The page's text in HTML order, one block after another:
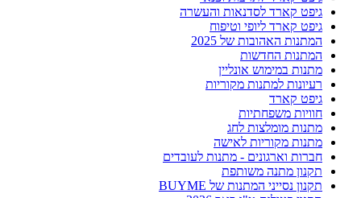
גיפט קארד לסדנאות והעשרה
גיפט קארד ליופי וטיפוח
המתנות האהובות של 2025
המתנות החדשות
מתנות במימוש אונליין
רעיונות למתנות מקוריות
גיפט קארד
חוויות משפחתיות
מתנות מומלצות לחג
מתנות מקוריות לאישה
חברות וארגונים - מתנות לעובדים
תקנון מתנה משותפת
תקנון נסייני המתנות של BUYME